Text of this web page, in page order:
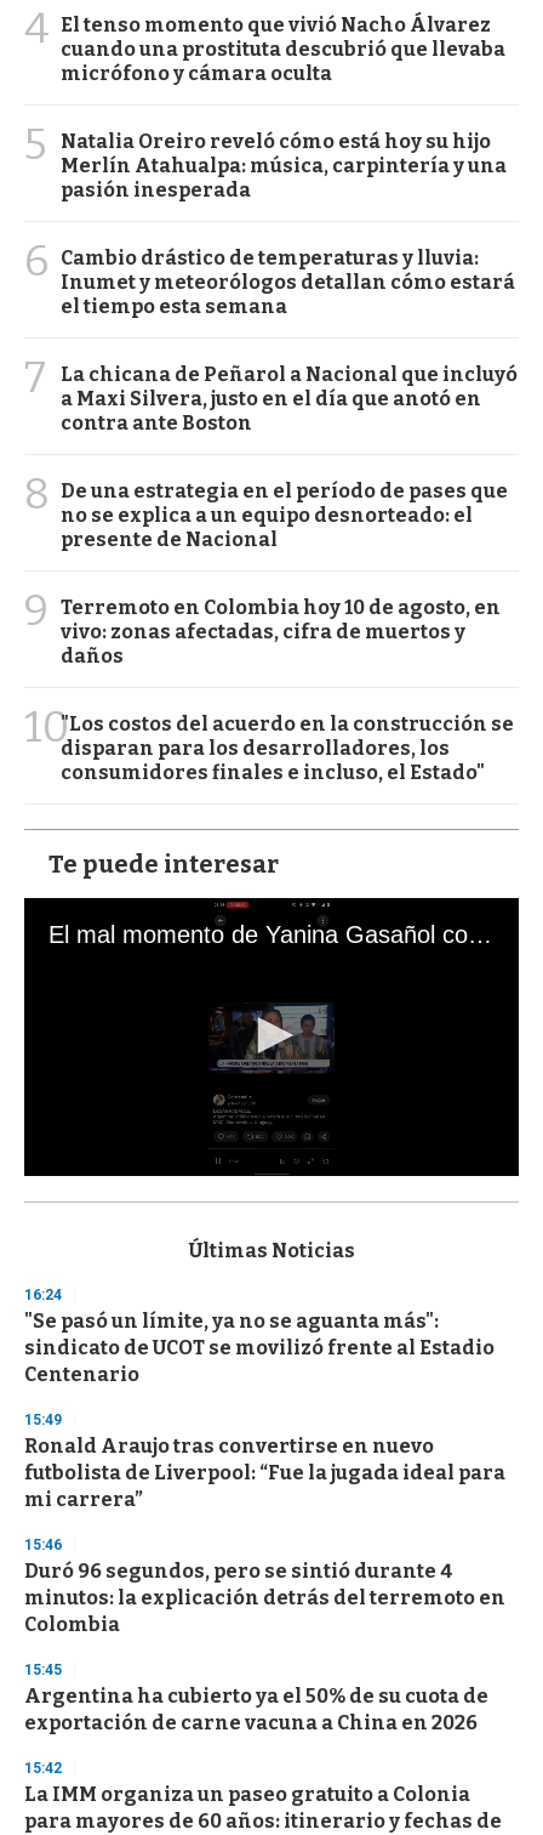
4 El tenso momento que vivió Nacho Álvarez
cuando una prostituta descubrió que llevaba
micrófono y cámara oculta
5
Natalia Oreiro reveló cómo está hoy su hijo
Merlín Atahualpa: música, carpintería y una
pasión inesperada
6
Cambio drástico de temperaturas y lluvia:
Inumet y meteorólogos detallan cómo estará
el tiempo esta semana
7
La chicana de Peñarol a Nacional que incluyó
a Maxi Silvera, justo en el día que anotó en
contra ante Boston
8
De una estrategia en el período de pases que
no se explica a un equipo desnorteado: el
presente de Nacional
9
Terremoto en Colombia hoy 10 de agosto, en
vivo: zonas afectadas, cifra de muertos y
daños
10"Los costos del acuerdo en la construcción se
disparan para los desarrolladores, los
consumidores finales e incluso, el Estado"
Te puede interesar
El mal momento de Yanina Gasañol con un hincha argentino en "Subrayado"
s
d
s
o
f
3
s
e
c
o
n
Últimas Noticias
16:24
"Se pasó un límite, ya no se aguanta más":
sindicato de UCOT se movilizó frente al Estadio
Centenario
15:49
Ronald Araujo tras convertirse en nuevo
futbolista de Liverpool: “Fue la jugada ideal para
mi carrera”
15:46
Duró 96 segundos, pero se sintió durante 4
minutos: la explicación detrás del terremoto en
Colombia
15:45
Argentina ha cubierto ya el 50% de su cuota de
exportación de carne vacuna a China en 2026
15:42
La IMM organiza un paseo gratuito a Colonia
para mayores de 60 años: itinerario y fechas de